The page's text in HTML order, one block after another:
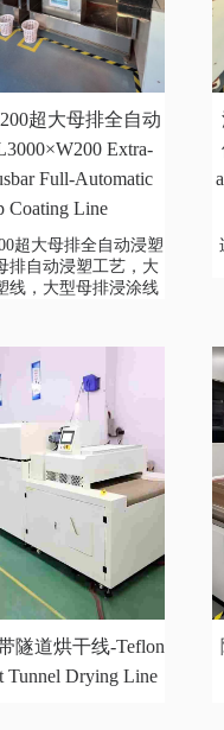
超大母排全自动
Extra-
Full-Automatic
Coating Line
超大母排全自动浸塑
排自动浸塑工艺，大
线，大型母排浸涂线
隧道烘干线-Teflon
Tunnel Drying Line